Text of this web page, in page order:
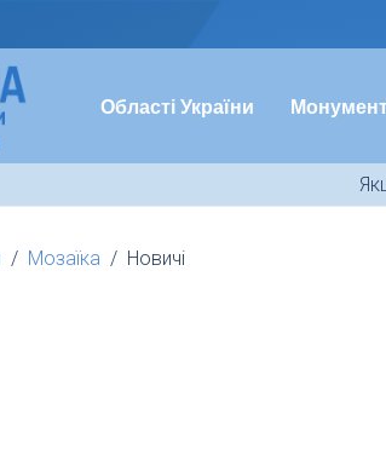
Області України
Мозаїка Новичі